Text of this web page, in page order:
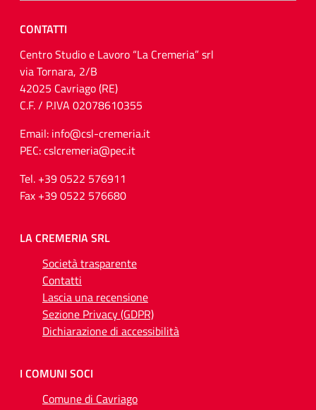
CONTATTI
Centro Studio e Lavoro “La Cremeria” srl
via Tornara, 2/B
42025 Cavriago (RE)
C.F. / P.IVA 02078610355
Email: info@csl-cremeria.it
PEC: cslcremeria@pec.it
Tel. +39 0522 576911
Fax +39 0522 576680
LA CREMERIA SRL
Società trasparente
Contatti
Lascia una recensione
Sezione Privacy (GDPR)
Dichiarazione di accessibilità
I COMUNI SOCI
Comune di Cavriago